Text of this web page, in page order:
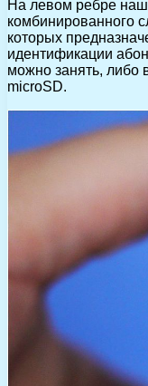
На левом ребре
комбинированного
которых
идентификации
можно занять, либо
microSD.